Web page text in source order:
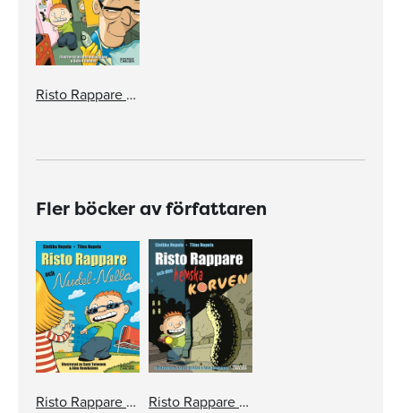
Risto Rappare och Frysare-Fanny
Fler böcker av författaren
Risto Rappare och Nudel-Nella Risto Rappare och den hemska korven